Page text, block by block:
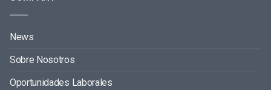
News
Sobre Nosotros
Oportunidades Laborales